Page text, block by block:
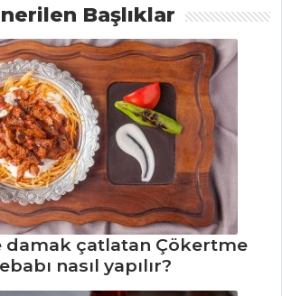
Nasıl
Tarifi,
Tüm
Başlıklar
damak çatlatan Çökertme
nasıl yapılır?